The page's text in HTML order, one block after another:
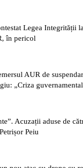
Legea Integrității
în pericol
AUR de
„Criza
Acuzații aduse de
Peiu